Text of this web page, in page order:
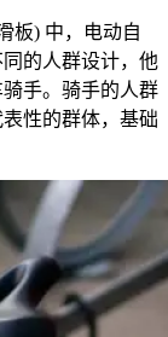
板) 中，电动自
的人群设计，他
手。骑手的人群
性的群体，基础